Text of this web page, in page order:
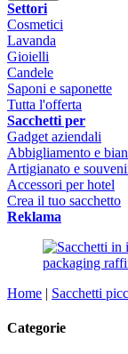
Settori
Cosmetici
Lavanda
Gioielli
Candele
Saponi e saponette
Tutta l'offerta
Sacchetti per
Gadget aziendali
Abbigliamento e
Artigianato e
Accessori per hotel
Crea il tuo sacchetto
Reklama
Home | Sacchetti
Categorie